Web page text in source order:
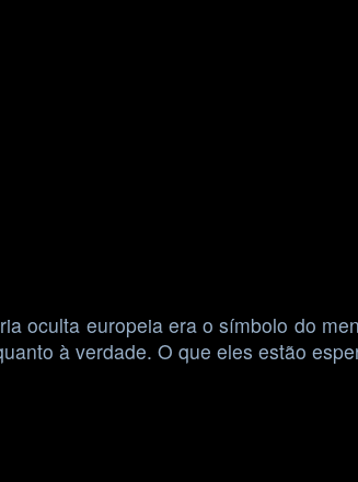
oculta europeia era o símbolo do
à verdade. O que eles estão